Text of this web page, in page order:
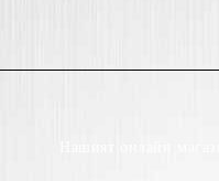
Нашият онлайн